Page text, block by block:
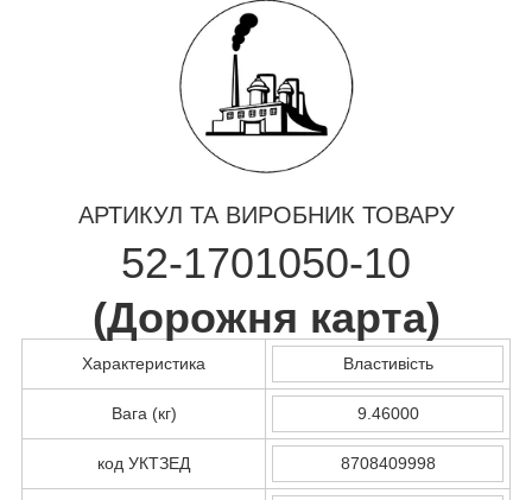
АРТИКУЛ ТА ВИРОБНИК ТОВАРУ
52-1701050-10
(Дорожня карта)
Характеристика Властивість
Вага (кг) 9.46000
код УКТЗЕД 8708409998